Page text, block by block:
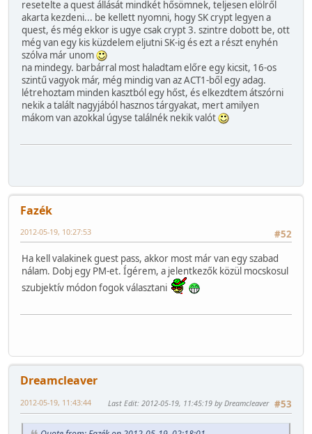
resetelte a quest állását mindkét hősömnek, teljesen elölről
akarta kezdeni... be kellett nyomni, hogy SK crypt legyen a
quest, és még ekkor is ugye csak crypt 3. szintre dobott be, ott
még van egy kis küzdelem eljutni SK-ig és ezt a részt enyhén
szólva már unom
na mindegy. barbárral most haladtam előre egy kicsit, 16-os
szintű vagyok már, még mindig van az ACT1-ből egy adag.
létrehoztam minden kasztból egy hőst, és elkezdtem átszórni
nekik a talált nagyjából hasznos tárgyakat, mert amilyen
mákom van azokkal úgyse találnék nekik valót
Fazék
#52
2012-05-19, 10:27:53
Ha kell valakinek guest pass, akkor most már van egy szabad
nálam. Dobj egy PM-et. Ígérem, a jelentkezők közül mocskosul
szubjektív módon fogok választani
Dreamcleaver
#53
2012-05-19, 11:43:44 Last Edit: 2012-05-19, 11:45:19 by Dreamcleaver